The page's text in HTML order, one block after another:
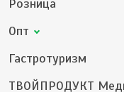
Розница
Опт
Гастротуризм
ТВОЙПРОДУКТ